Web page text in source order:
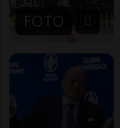
FOTO